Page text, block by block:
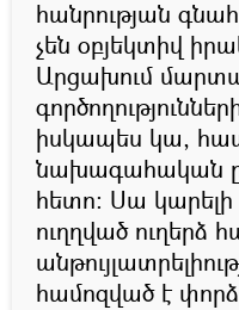
հանրության
չեն օբյեկտիվ
Արցախում
իսկապես կա,
նախագահական
հետո։ Սա
ուղղված ուղերձ
համոզված է